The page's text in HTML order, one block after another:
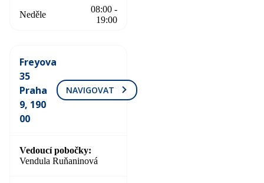
Neděle
08:00 -
19:00
Freyova
35
Praha
9, 190
00
NAVIGOVAT
Vedoucí pobočky
Vendula Ruňaninová